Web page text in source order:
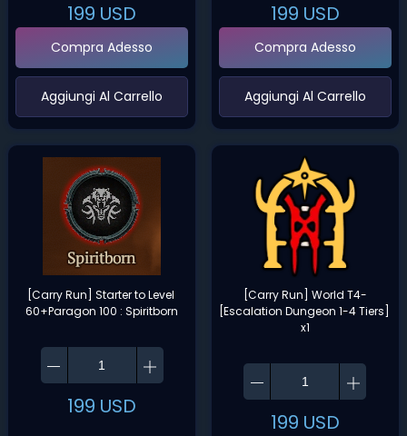
199 USD
Compra Adesso
‌Aggiungi Al Carrello‌
199 USD
Compra Adesso
‌Aggiungi Al Carrello‌
[Carry Run] Starter to Level
60+Paragon 100 : Spiritborn
199 USD
[Carry Run] World T4-
[Escalation Dungeon 1-4 Tiers]
x1
199 USD